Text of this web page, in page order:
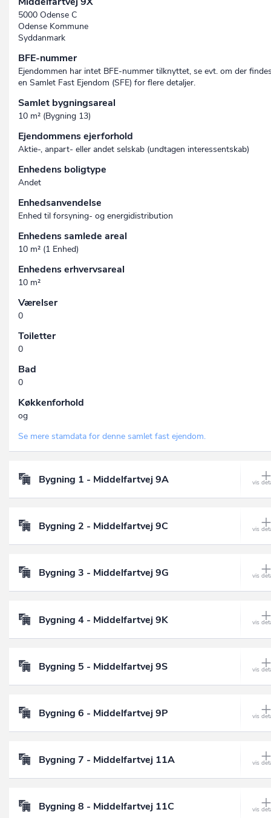
5000 Odense C
Odense Kommune
Syddanmark
BFE-nummer
Ejendommen har intet BFE-nummer tilknyttet, se evt. om der
en Samlet Fast Ejendom (SFE) for flere detaljer.
Samlet bygningsareal
10 m² (Bygning 13)
Ejendommens ejerforhold
Aktie-, anpart- eller andet selskab (undtagen interessent­skab)
Enhedens boligtype
Andet
Enhedsanvendelse
Enhed til forsyning- og energidistribution
Enhedens samlede areal
10 m² (1 Enhed)
Enhedens erhvervsareal
10 m²
Værelser
0
Toiletter
0
Bad
0
Køkkenforhold
og
Se mere stamdata for denne samlet fast ejendom.
Bygning 1 - Middelfartvej 9A
Bygning 2 - Middelfartvej 9C
Bygning 3 - Middelfartvej 9G
Bygning 4 - Middelfartvej 9K
Bygning 5 - Middelfartvej 9S
Bygning 6 - Middelfartvej 9P
Bygning 7 - Middelfartvej 11A
Bygning 8 - Middelfartvej 11C